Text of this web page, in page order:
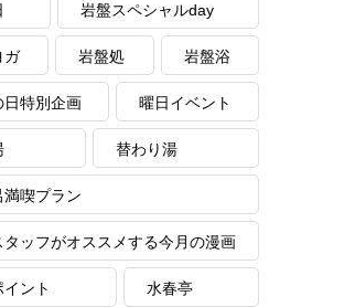
岩盤スペシャルday
ガ 岩盤処 岩盤浴
日特別企画 曜日イベント
替わり湯
満喫プラン
タッフがオススメする今月の漫画
ント 水春亭